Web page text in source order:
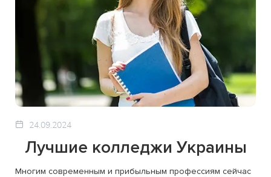
24.09.2024
Лучшие колледжи Украины
Многим современным и прибыльным профессиям сейчас